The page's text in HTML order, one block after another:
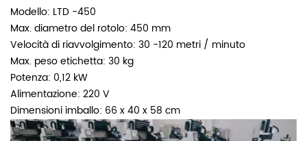
Modello: LTD -450
Max. diametro del rotolo: 450 mm
Velocità di riavvolgimento: 30 -120 metri / minuto
Max. peso etichetta: 30 kg
Potenza: 0,12 kW
Alimentazione: 220 V
Dimensioni imballo: 66 x 40 x 58 cm